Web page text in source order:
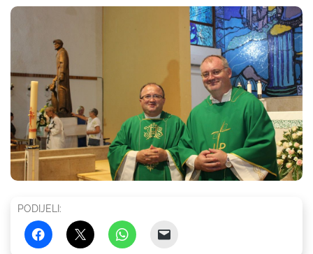
PODIJELI: